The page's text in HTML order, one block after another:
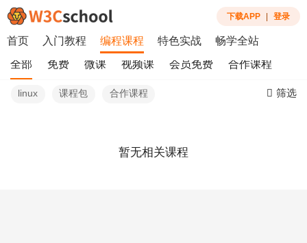
下载APP 登录
首页 入门教程 编程课程 特色实战 畅学全站
全部 免费 微课 视频课 会员免费 合作课程
linux 课程包 合作课程 筛选
暂无相关课程